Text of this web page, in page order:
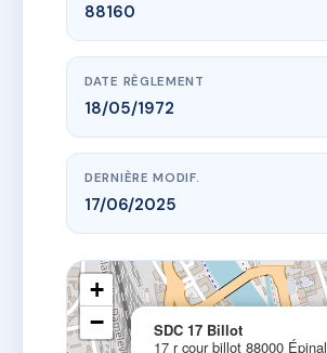
88160
DATE RÈGLEMENT
18/05/1972
DERNIÈRE MODIF.
17/06/2025
SDC 17 Billot
17 r cour billot 88000 Épinal
+
−